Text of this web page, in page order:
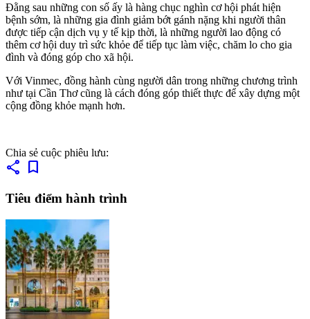
Đằng sau những con số ấy là hàng chục nghìn cơ hội phát hiện
bệnh sớm, là những gia đình giảm bớt gánh nặng khi người thân
được tiếp cận dịch vụ y tế kịp thời, là những người lao động có
thêm cơ hội duy trì sức khỏe để tiếp tục làm việc, chăm lo cho gia
đình và đóng góp cho xã hội.
Với Vinmec, đồng hành cùng người dân trong những chương trình
như tại Cần Thơ cũng là cách đóng góp thiết thực để xây dựng một
cộng đồng khỏe mạnh hơn.
Chia sẻ cuộc phiêu lưu:
share bookmark
Tiêu điểm hành trình